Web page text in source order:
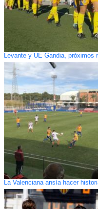
Levante y UE Gandia, próximos
La Valenciana ansía hacer